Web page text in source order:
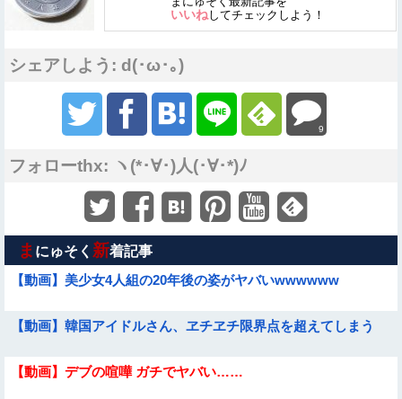
いいねしてチェックしよう！
シェアしよう: d(･ω･｡)
9
フォローthx: ヽ(*･∀･)人(･∀･*)ﾉ
ま にゅそく 新着記事
【動画】美少女4人組の20年後の姿がヤバいwwwwww
【動画】韓国アイドルさん、ヱチヱチ限界点を超えてしまう
【動画】デブの喧嘩 ガチでヤバい……